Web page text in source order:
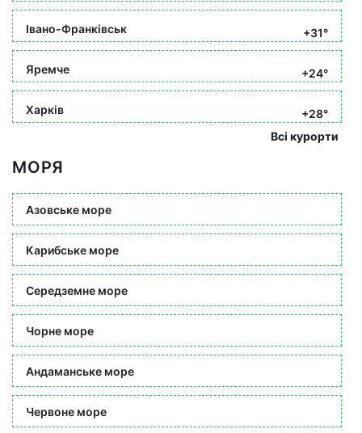
Івано-Франківськ +31°
Яремче +24°
Харків
+28°
Всі курорти
МОРЯ
Азовське море
Карибське море
Середземне море
Чорне море
Андаманське море
Червоне море